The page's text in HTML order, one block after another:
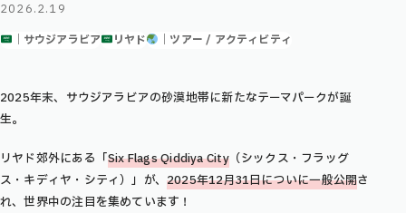
2026.2.19
｜サウジアラビア
リヤド ｜ツアー / アクティビティ
2025年末、サウジアラビアの砂漠地帯に新たなテーマパークが誕
生。
リヤド郊外にある「Six Flags Qiddiya City（シックス・フラッグ
ス・キディヤ・シティ）」が、2025年12月31日についに一般公開さ
れ、世界中の注目を集めています！